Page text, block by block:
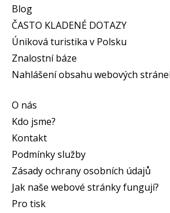
Blog
ČASTO KLADENÉ DOTAZY
Úniková turistika v Polsku
Znalostní báze
Nahlášení obsahu webových
O nás
Kdo jsme?
Kontakt
Podmínky služby
Zásady ochrany osobních údajů
Jak naše webové stránky fungují?
Pro tisk